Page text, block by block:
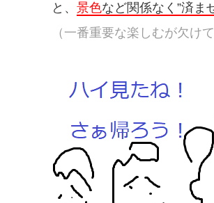
と、 景色など関係なく”済ま
（一番重要な楽しむが欠けて